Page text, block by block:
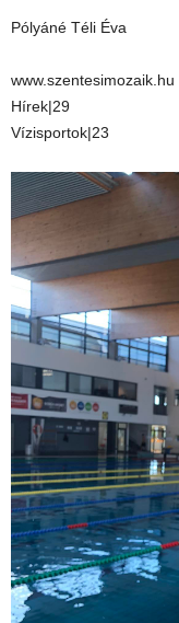
Pólyáné Téli Éva
www.szentesimozaik.hu
Hírek|29
Vízisportok|23